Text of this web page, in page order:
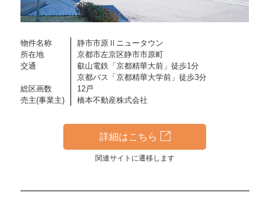
物件名称
静市市原Ⅱニュータウン
所在地
京都市左京区静市市原町
交通
叡山電鉄「京都精華大前」徒歩1分
京都バス「京都精華大学前」徒歩3分
総区画数
12戸
売主(事業主)
橋本不動産株式会社
詳細はこちら
関連サイトに遷移します